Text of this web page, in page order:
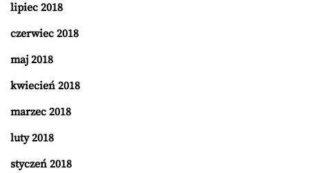
lipiec 2018
czerwiec 2018
maj 2018
kwiecień 2018
marzec 2018
luty 2018
styczeń 2018